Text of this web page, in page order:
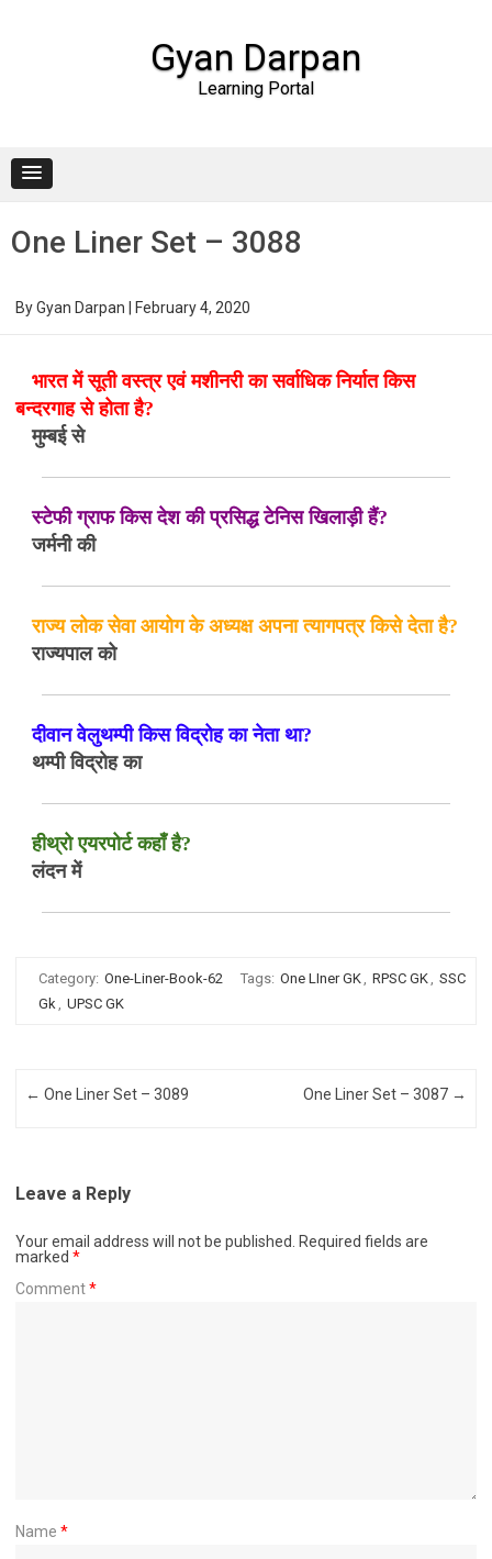
Gyan Darpan
Learning Portal
One Liner Set – 3088
ByGyan Darpan February 4, 2020
भारत में सूती वस्त्र एवं मशीनरी का सर्वाधिक निर्यात किस
बन्दरगाह से होता है?
मुम्बई से
स्टेफी ग्राफ किस देश की प्रसिद्ध टेनिस खिलाड़ी हैं?
जर्मनी की
राज्य लोक सेवा आयोग के अध्यक्ष अपना त्यागपत्र किसे देता है?
राज्यपाल को
दीवान वेलुथम्पी किस विद्रोह का नेता था?
थम्पी विद्रोह का
हीथ्रो एयरपोर्ट कहाँ है?
लंदन में
Category: One-Liner-Book-62 Tags: One LIner GK, RPSC GK, SSC
Gk, UPSC GK
Post navigation
← One Liner Set – 3089 One Liner Set – 3087 →
Leave a Reply
Your email address will not be published.
Required fields are
marked *
Comment*
Name *